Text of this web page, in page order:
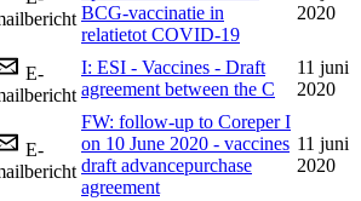
BCG-vaccinatie in
relatietot COVID-19
2020
E-
I: ESI - Vaccines - Draft
agreement between the C
11 juni
2020
E-
FW: follow-up to Coreper I
on 10 June 2020 - vaccines
draft advancepurchase
agreement
11 juni
2020